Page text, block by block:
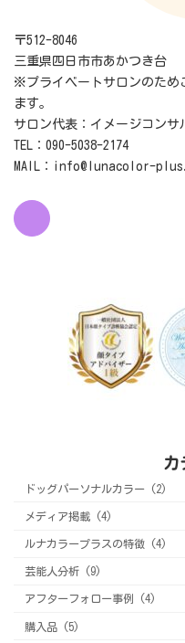
〒512-8046
三重県四日市市あかつき台
※プライベートサロンのため
ます。
サロン代表：イメージコンサ
TEL：090-5038-2174
MAIL：info@lunacolor-
カ
ドッグパーソナルカラー (2)
メディア掲載 (4)
ルナカラープラスの特徴 (4)
芸能人分析 (9)
アフターフォロー事例 (4)
購入品 (5)